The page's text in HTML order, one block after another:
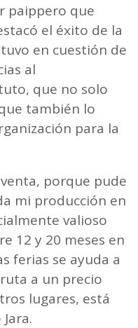
paippero que
el éxito de la
en cuestión de
al
que no solo
también lo
para la
porque pude
mi producción en
valioso
12 y 20 meses en
ferias se ayuda a
a un precio
lugares, está